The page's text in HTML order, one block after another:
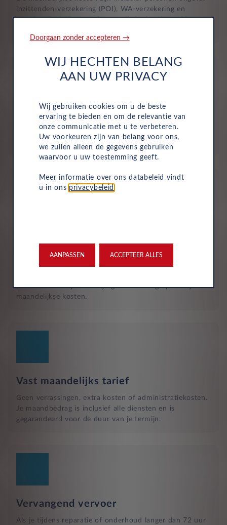
inzittenden-verzekering (POI), WA-verzekering en
uitgebreide dekking, zodat je volledig beschermd bent in
Aflevering bij jou in de buurt
nieuwe auto bij jou in de buurt ophalen.
Naast het reguliere onderhoud, zijn kleine reparaties aan
glas of vervangende banden ook inbegrepen in je
problemen met je auto zijn gewoon inbegrepen in je
maandelijkse kosten.
Vast maandelijks tarief
Geen verrassingen, extra kosten of administratiekosten.
Je maandbedrag is inclusief alle diensten en is
gegarandeerd voor de duur van je termijn.
Vervangend vervoer
Als je tijdens reparatie of onderhoud langer dan 72 uur
Doorgaan zonder accepteren →
WIJ HECHTEN BELANG
AAN UW PRIVACY
Wij gebruiken cookies om u de beste
ervaring te bieden en om de relevantie van
onze communicatie met u te verbeteren.
Uw voorkeuren zijn van belang voor ons,
we zullen alleen de gegevens gebruiken
waarvoor u uw toestemming geeft.
Meer informatie over ons databeleid vindt
u in ons privacybeleid
AANPASSEN ACCEPTEER ALLES